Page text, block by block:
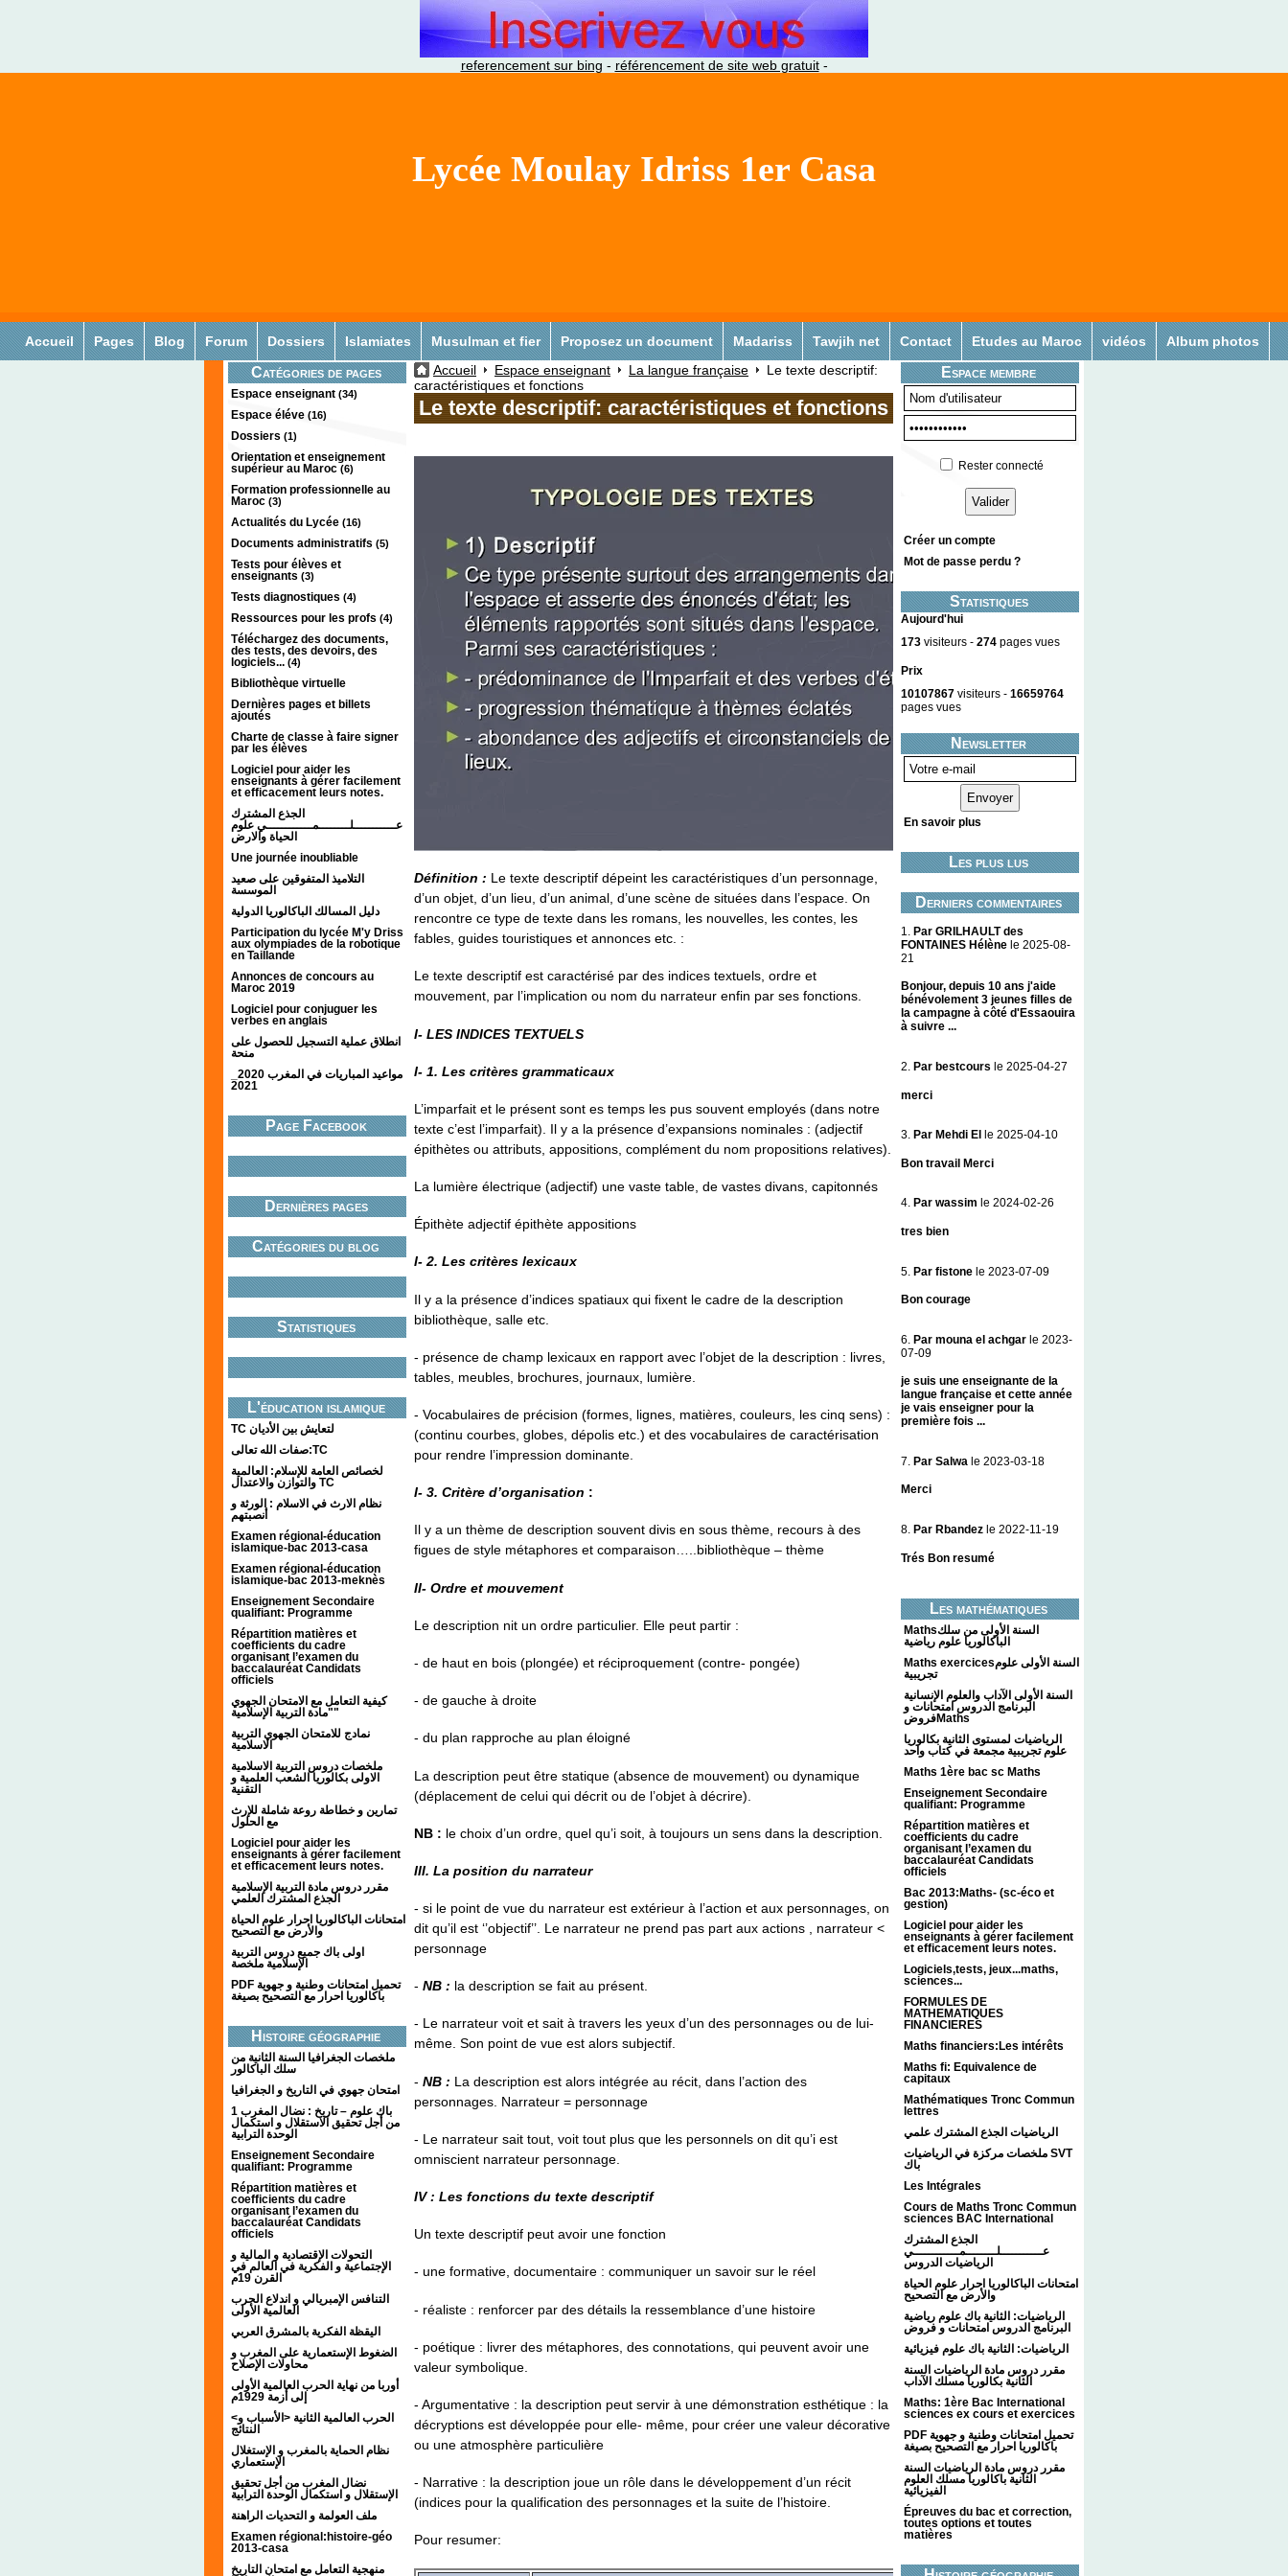
referencement sur bing - référencement de site web gratuit-
Lycée Moulay Idriss 1er Casa
Accueil Pages Blog Forum Dossiers Islamiates Musulman et fier Proposez un document Madariss Tawjih net Contact Etudes au Maroc vidéos Album photos
Catégories de pages
Espace enseignant (34)
Espace éléve (16)
Dossiers (1)
Orientation et enseignement
supérieur au Maroc (6)
Formation professionnelle au
Maroc (3)
Actualités du Lycée (16)
Documents administratifs (5)
Tests pour élèves et
enseignants (3)
Tests diagnostiques (4)
Ressources pour les profs (4)
Téléchargez des documents,
des tests, des devoirs, des
logiciels... (4)
Bibliothèque virtuelle
Dernières pages et billets
ajoutés
Charte de classe à faire signer
par les élèves
Logiciel pour aider les
enseignants à gérer facilement
et efficacement leurs notes.
الجذع المشترك
عـــــــــــلــــــــمــــــــــــي علوم
الحياة والارض
Une journée inoubliable
التلاميذ المتفوقين على صعيد
الموسسة
دليل المسالك الباكالوريا الدولية
Participation du lycée M'y Driss
aux olympiades de la robotique
en Taillande
Annonces de concours au
Maroc 2019
Logiciel pour conjuguer les
verbes en anglais
انطلاق عملية التسجيل للحصول على
منحة
2021
Page Facebook
Dernières pages
Catégories du blog
Statistiques
L'éducation islamique
TC لتعايش بين الأديان
صفات الله تعالى:TC
لخصائص العامة للإسلام: العالمية
والتوازن والاعتدال TC
نظام الارث في الاسلام : الورثة و
أنصبتهم
Examen régional-éducation
islamique-bac 2013-casa
Examen régional-éducation
islamique-bac 2013-meknès
Enseignement Secondaire
qualifiant: Programme
Répartition matières et
coefficients du cadre
organisant l’examen du
baccalauréat Candidats
officiels
كيفية التعامل مع الامتحان الجهوي
"مادة التربية الإسلامية"
نمادج للامتحان الجهوي التربية
الاسلامية
ملخصات دروس التربية الاسلامية
الاولى بكالوريا الشعب العلمية و
التقنية
تمارين و خطاطة روعة شاملة للإرث
مع الحلول
Logiciel pour aider les
enseignants à gérer facilement
et efficacement leurs notes.
مقرر دروس مادة التربية الإسلامية
الجذع المشترك العلمي
امتحانات الباكالوريا احرار علوم الحياة
والأرض مع التصحيح
اولى باك جميع دروس التربية
الإسلامية ملخصة
PDF تحميل امتحانات وطنية و جهوية
باكالوريا احرار مع التصحيح بصيغة
Histoire géographie
ملخصات الجغرافيا السنة الثانية من
سلك الباكالور
امتحان جهوي في التاريخ و الجغرافيا
1 باك علوم – تاريخ : نضال المغرب
من أجل تحقيق الاستقلال و استكمال
الوحدة الترابية
Enseignement Secondaire
qualifiant: Programme
Répartition matières et
coefficients du cadre
organisant l’examen du
baccalauréat Candidats
officiels
التحولات الإقتصادية و المالية و
الإجتماعية و الفكرية في العالم في
القرن 19م
التنافس الإمبريالي و اندلاع الحرب
العالمية الأولى
اليقظة الفكرية بالمشرق العربي
الضغوط الإستعمارية على المغرب و
محاولات الإصلاح
أوربا من نهاية الحرب العالمية الأولى
إلى أزمة 1929م
<الحرب العالمية الثانية <الأسباب و
النتائج
نظام الحماية بالمغرب و الإستغلال
الإستعماري
نضال المغرب من أجل تحقيق
الإستقلال و استكمال الوحدة الترابية
ملف العولمة و التحديات الراهنة
Examen régional:histoire-géo
2013-casa
منهجية التعامل مع امتحان التاريخ
Espace membre
Rester connecté
Créer un compte
Mot de passe perdu ?
Statistiques
Aujourd'hui
173 visiteurs - 274 pages vues
Prix
10107867 visiteurs - 16659764
pages vues
Newsletter
En savoir plus
Les plus lus
Derniers commentaires
1.
Par GRILHAULT des
FONTAINES Hélène le 2025-08-
21
Bonjour, depuis 10 ans j'aide
bénévolement 3 jeunes filles de
la campagne à côté d'Essaouira
à suivre ...
2. Par bestcours le 2025-04-27
merci
3. Par Mehdi El le 2025-04-10
Bon travail Merci
4. Par wassim le 2024-02-26
tres bien
5. Par fistone le 2023-07-09
Bon courage
6. Par mouna el achgar le 2023-
07-09
je suis une enseignante de la
langue française et cette année
je vais enseigner pour la
première fois ...
7. Par Salwa le 2023-03-18
Merci
8. Par Rbandez le 2022-11-19
Trés Bon resumé
Les mathématiques
Mathsالسنة الأولى من سلك
الباكالوريا علوم رياضية
Maths exercicesالسنة الأولى علوم
تجريبية
السنة الأولى الآداب والعلوم الإنسانية
البرنامج الدروس امتحانات و
فروضMaths
الرياضيات لمستوى الثانية بكالوريا
علوم تجريبية مجمعة في كتاب واحد
Maths 1ère bac sc Maths
Enseignement Secondaire
qualifiant: Programme
Répartition matières et
coefficients du cadre
organisant l’examen du
baccalauréat Candidats
officiels
Bac 2013:Maths- (sc-éco et
gestion)
Logiciel pour aider les
enseignants à gérer facilement
et efficacement leurs notes.
Logiciels,tests, jeux...maths,
sciences...
FORMULES DE
MATHEMATIQUES
FINANCIERES
Maths financiers:Les intérêts
Maths fi: Equivalence de
capitaux
Mathématiques Tronc Commun
lettres
الرياضيات الجذع المشترك علمي
ملخصات مركزة في الرياضيات SVT
باك
Les Intégrales
Cours de Maths Tronc Commun
sciences BAC International
الجذع المشترك
عـــــــــــلــــــــمــــــــــــي
الرياضيات الدروس
امتحانات الباكالوريا احرار علوم الحياة
والأرض مع التصحيح
الرياضيات: الثانية باك علوم رياضية
البرنامج الدروس امتحانات و فروض
الرياضيات: الثانية باك علوم فيزيائية
مقرر دروس مادة الرياضيات السنة
الثانية بكالوريا مسلك الآداب
Maths: 1ère Bac International
sciences ex cours et exercices
PDF تحميل امتحانات وطنية و جهوية
باكالوريا احرار مع التصحيح بصيغة
مقرر دروس مادة الرياضيات السنة
الثانية باكالوريا مسلك العلوم
الفيزيائية
Épreuves du bac et correction,
toutes options et toutes
matières
Accueil Espace enseignant La langue française
Le texte descriptif:
caractéristiques et fonctions
Le texte descriptif: caractéristiques et fonctions
Définition : Le texte descriptif dépeint les caractéristiques d’un personnage,
d’un objet, d’un lieu, d’un animal, d’une scène de situées dans l’espace. On
rencontre ce type de texte dans les romans, les nouvelles, les contes, les
fables, guides touristiques et annonces etc. :
Le texte descriptif est caractérisé par des indices textuels, ordre et
mouvement, par l’implication ou nom du narrateur enfin par ses fonctions.
I- LES INDICES TEXTUELS
I- 1. Les critères grammaticaux
L’imparfait et le présent sont es temps les pus souvent employés (dans notre
texte c’est l’imparfait). Il y a la présence d’expansions nominales : (adjectif
épithètes ou attributs, appositions, complément du nom propositions relatives).
La lumière électrique (adjectif) une vaste table, de vastes divans, capitonnés
Épithète adjectif épithète appositions
I- 2. Les critères lexicaux
Il y a la présence d’indices spatiaux qui fixent le cadre de la description
bibliothèque, salle etc.
- présence de champ lexicaux en rapport avec l’objet de la description : livres,
tables, meubles, brochures, journaux, lumière.
- Vocabulaires de précision (formes, lignes, matières, couleurs, les cinq sens) :
(continu courbes, globes, dépolis etc.) et des vocabulaires de caractérisation
pour rendre l’impression dominante.
I- 3. Critère d’organisation :
Il y a un thème de description souvent divis en sous thème, recours à des
figues de style métaphores et comparaison…..bibliothèque – thème
II- Ordre et mouvement
Le description nit un ordre particulier. Elle peut partir :
- de haut en bois (plongée) et réciproquement (contre- pongée)
- de gauche à droite
- du plan rapproche au plan éloigné
La description peut être statique (absence de mouvement) ou dynamique
(déplacement de celui qui décrit ou de l’objet à décrire).
NB : le choix d’un ordre, quel qu’i soit, à toujours un sens dans la description.
III. La position du narrateur
- si le point de vue du narrateur est extérieur à l’action et aux personnages, on
dit qu’il est ‘’objectif’’. Le narrateur ne prend pas part aux actions , narrateur <
personnage
- NB : la description se fait au présent.
- Le narrateur voit et sait à travers les yeux d’un des personnages ou de lui-
même. Son point de vue est alors subjectif.
- NB : La description est alors intégrée au récit, dans l’action des
personnages. Narrateur = personnage
- Le narrateur sait tout, voit tout plus que les personnels on dit qu’i est
omniscient narrateur personnage.
IV : Les fonctions du texte descriptif
Un texte descriptif peut avoir une fonction
- une formative, documentaire : communiquer un savoir sur le réel
- réaliste : renforcer par des détails la ressemblance d’une histoire
- poétique : livrer des métaphores, des connotations, qui peuvent avoir une
valeur symbolique.
- Argumentative : la description peut servir à une démonstration esthétique : la
décryptions est développée pour elle- même, pour créer une valeur décorative
ou une atmosphère particulière
- Narrative : la description joue un rôle dans le développement d’un récit
(indices pour la qualification des personnages et la suite de l’histoire.
Pour resumer: